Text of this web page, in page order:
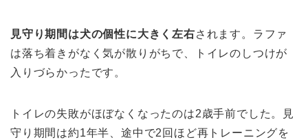
見守り期間は犬の個性に大きく左右されます。ラファ
は落ち着きがなく気が散りがちで、トイレのしつけが
入りづらかったです。
トイレの失敗がほぼなくなったのは2歳手前でした。見
守り期間は約1年半、途中で2回ほど再トレーニングを